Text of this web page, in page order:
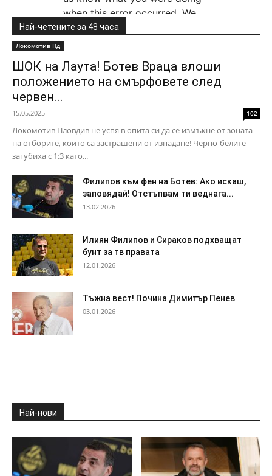
Най-четените за 48 часа
Локомотив Пд
ШОК на Лаута! Ботев Враца влоши
положението на смърфовете след
червен...
15.05.2025 102
Локомотив Пловдив не успя в опита си да се измъкне от зоната
на отборите, които са застрашени от изпадане! Черно-белите
загубиха с 1:3 като...
Филипов към фен на Ботев: Ако искаш,
заповядай! Отстъпвам ти веднага...
13.02.2026
Илиян Филипов и Сираков подхващат
бунт за тв правата
12.01.2026
Тъжна вест! Почина Димитър Пенев
03.01.2026
Най-нови